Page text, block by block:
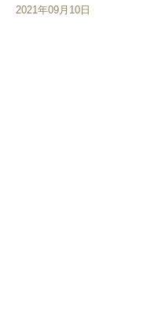
2021年09月10日